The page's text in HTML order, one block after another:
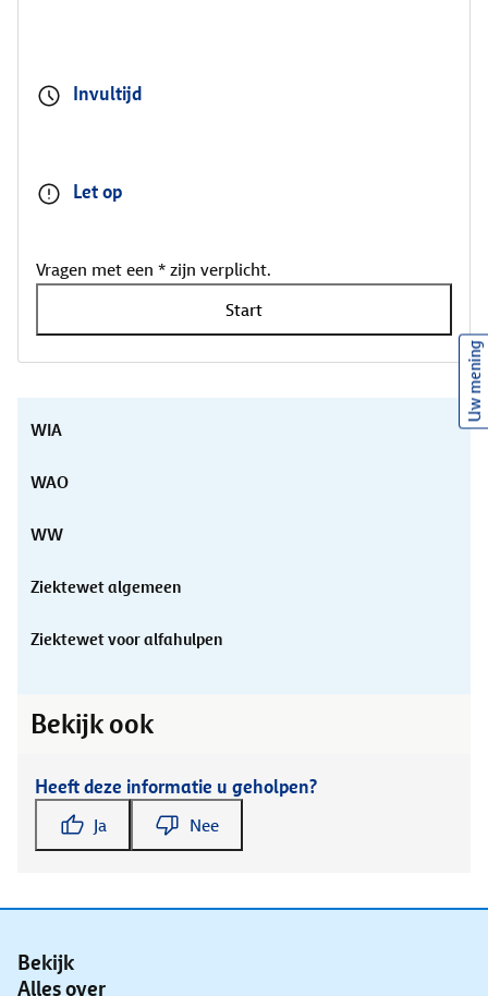
Invultijd
Let op
Vragen met een * zijn verplicht.
Start
WIA
WAO
WW
Ziektewet algemeen
Ziektewet voor alfahulpen
Bekijk ook
Heeft deze informatie u geholpen?
Ja Nee
Bekijk
Alles over
Uw mening